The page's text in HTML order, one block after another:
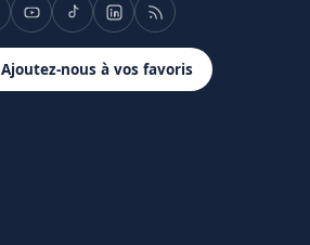
Ajoutez-nous à vos favoris